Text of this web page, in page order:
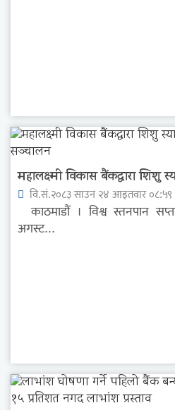
महालक्ष्मी विकास बैंकद्धारा शिशु
वि.सं.२०८३ साउन २४ आइतवार ०८:५९
काठमाडौं । विश्व स्तनपान
अगस्ट...